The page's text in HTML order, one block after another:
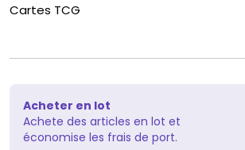
Cartes TCG
Acheter en lot
Achete des articles en lot et
économise les frais de port.